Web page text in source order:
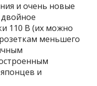
и очень новые
110 В (их можно
меньшего
и